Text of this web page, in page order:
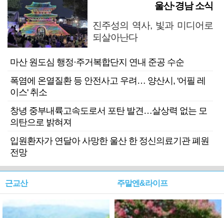
울산·경남 소식
진주성의 역사, 빛과 미디어로
되살아난다
마산 원도심 행정·주거복합단지 연내 준공 수순
폭염에 온열질환 등 안전사고 우려… 양산시, '어필 레
이스' 취소
창녕 중부내륙고속도로서 포탄 발견…살상력 없는 모
의탄으로 밝혀져
입원환자가 연달아 사망한 울산 한 정신의료기관 폐원
전망
근교산 주말엔&라이프